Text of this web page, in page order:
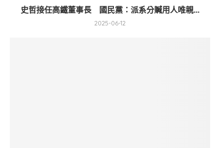
史哲接任高鐵董事長 國民黨：派系分贓用人唯親...
2025-06-12